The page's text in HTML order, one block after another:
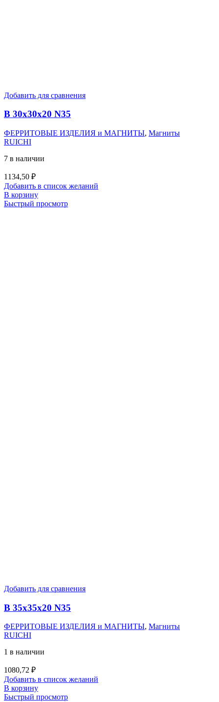
Добавить для сравнения
B 30x30x20 N35
ФЕРРИТОВЫЕ ИЗДЕЛИЯ и МАГНИТЫ, Магниты
RUICHI
7 в наличии
1134,50 ₽
Добавить в список желаний
В корзину
Быстрый просмотр
Добавить для сравнения
B 35x35x20 N35
ФЕРРИТОВЫЕ ИЗДЕЛИЯ и МАГНИТЫ, Магниты
RUICHI
1 в наличии
1080,72 ₽
Добавить в список желаний
В корзину
Быстрый просмотр